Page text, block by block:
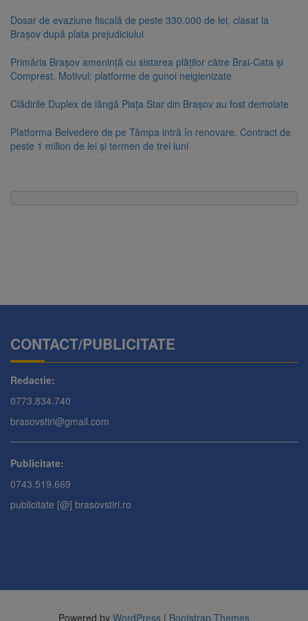
Dosar de evaziune fiscală de peste 330.000 de lei, clasat la
Brașov după plata prejudiciului
Primăria Brașov amenință cu sistarea plăților către Brai-Cata și
Comprest. Motivul: platforme de gunoi neigienizate
Clădirile Duplex de lângă Piața Star din Brașov au fost demolate
Platforma Belvedere de pe Tâmpa intră în renovare. Contract de
peste 1 milion de lei și termen de trei luni
CONTACT/PUBLICITATE
Redactie:
0773.834.740
brasovstiri@gmail.com
Publicitate:
0743.519.669
publicitate [@] brasovstiri.ro
Powered by WordPress | Bootstrap Themes